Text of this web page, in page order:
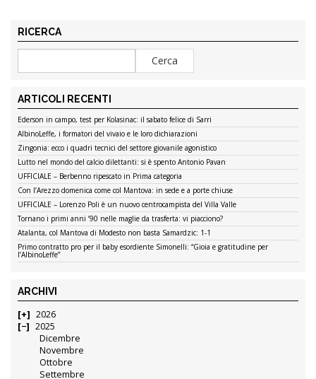
RICERCA
ARTICOLI RECENTI
Ederson in campo, test per Kolasinac: il sabato felice di Sarri
AlbinoLeffe, i formatori del vivaio e le loro dichiarazioni
Zingonia: ecco i quadri tecnici del settore giovanile agonistico
Lutto nel mondo del calcio dilettanti: si è spento Antonio Pavan
UFFICIALE – Berbenno ripescato in Prima categoria
Con l’Arezzo domenica come col Mantova: in sede e a porte chiuse
UFFICIALE – Lorenzo Poli è un nuovo centrocampista del Villa Valle
Tornano i primi anni ’90 nelle maglie da trasferta: vi piacciono?
Atalanta, col Mantova di Modesto non basta Samardzic: 1-1
Primo contratto pro per il baby esordiente Simonelli: “Gioia e gratitudine per
l’AlbinoLeffe”
ARCHIVI
2026
2025
Dicembre
Novembre
Ottobre
Settembre